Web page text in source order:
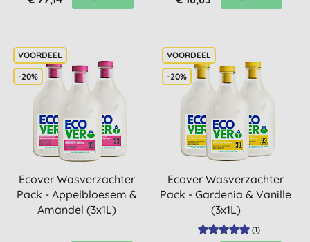
-20%
Ecover Wasverzachter
Pack - Appelbloesem &
Amandel (3x1L)
-20%
Ecover Wasverzachter
Pack - Gardenia & Vanille
(3x1L)
(1)